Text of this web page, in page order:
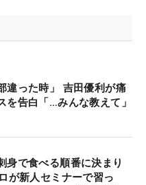
違った時」 吉田優利が痛
を告白「…みんな教えて」
身で食べる順番に決まり
が新人セミナーで習っ